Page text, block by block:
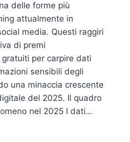
delle forme più
attualmente in
media. Questi raggiri
di premi
per carpire dati
sensibili degli
una minaccia crescente
del 2025. Il quadro
nel 2025 I dati…